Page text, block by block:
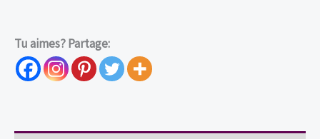
décoratif
entouré
de
Tu aimes? Partage: